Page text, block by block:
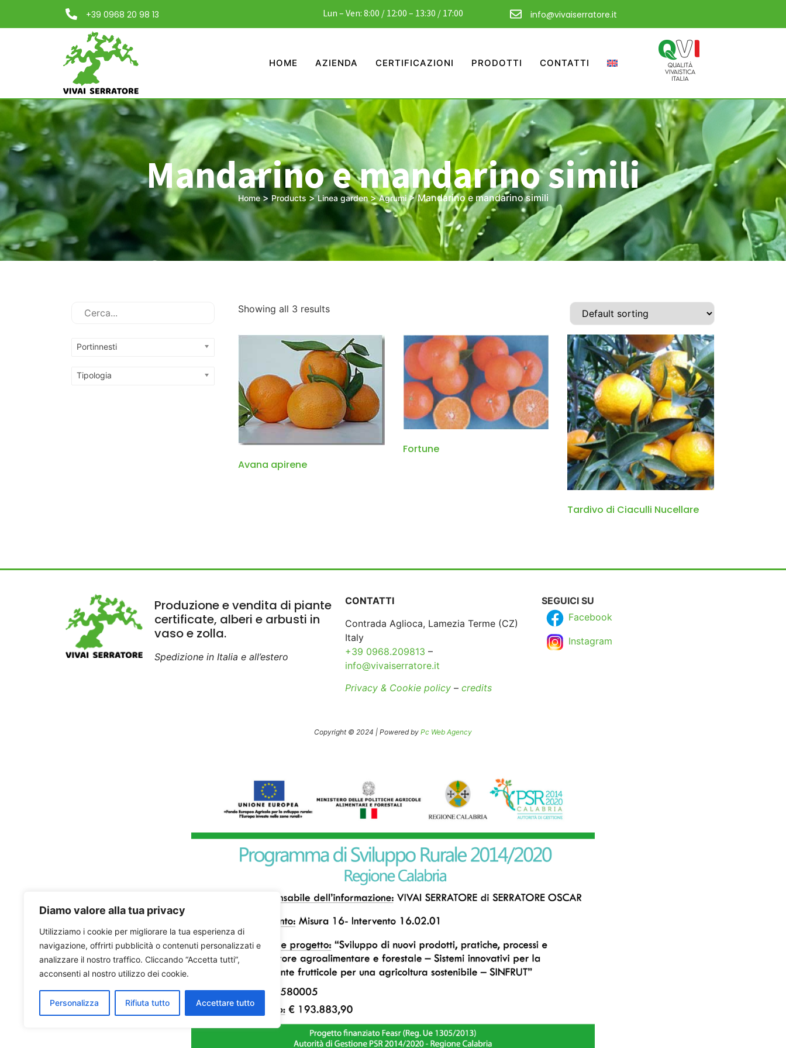
Diamo valore alla tua privacy
Utilizziamo i cookie per migliorare la tua esperienza di
navigazione, offrirti pubblicità o contenuti personalizzati e
analizzare il nostro traffico. Cliccando “Accetta tutti”,
acconsenti al nostro utilizzo dei cookie.
Personalizza Rifiuta tutto Accettare tutto
+39 0968 20 98 13 Lun – Ven: 8:00 / 12:00 – 13:30 / 17:00 info@vivaiserratore.it
HOME AZIENDA CERTIFICAZIONI PRODOTTI CONTATTI
Mandarino e mandarino simili
Home> Products >Linea garden>Agrumi>Mandarino e mandarino simili
Portinnesti
Tipologia
Showing all 3 results
Avana apirene
Fortune
Tardivo di Ciaculli Nucellare
Produzione e vendita di piante
certificate, alberi e arbusti in
vaso e zolla.
Spedizione in Italia e all’estero
CONTATTI
Contrada Aglioca, Lamezia Terme (CZ)
Italy
+39 0968.209813 –
info@vivaiserratore.it
Privacy & Cookie policy– credits
SEGUICI SU
Facebook
Instagram
Copyright © 2024 | Powered by Pc Web Agency